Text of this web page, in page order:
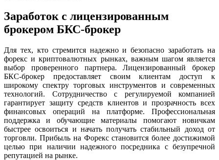
Заработок с лицензированным
брокером БКС-брокер
Для тех, кто стремится надежно и безопасно заработать на
форекс и криптовалютных рынках, важным шагом является
выбор проверенного партнера. Лицензированный брокер
БКС-брокер предоставляет своим клиентам доступ к
широкому спектру торговых инструментов и современных
технологий. Сотрудничество с регулируемой компанией
гарантирует защиту средств клиентов и прозрачность всех
финансовых операций на платформе. Профессиональная
поддержка и обучающие материалы помогают новичкам
быстрее освоиться и начать получать стабильный доход от
торговли. Прибыль на Форекс становится более достижимой
целью при наличии надежного посредника с безупречной
репутацией на рынке.